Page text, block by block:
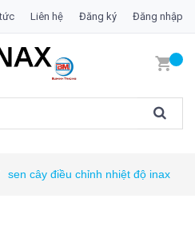
Liên hệ Đăng ký Đăng nhập
sen cây điều chỉnh nhiệt độ inax